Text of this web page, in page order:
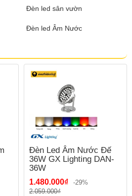
Đèn led sân vườn
Đèn led Âm Nước
Đèn Led Âm Nước Đế
36W GX Lighting DAN-
36W
1.480.000₫
-29%
2.059.000₫